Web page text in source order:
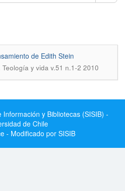
de Edith Stein
Teología y vida v.51 n.1-2 2010
Información y Bibliotecas (SISIB) -
de Chile
- Modificado por SISIB